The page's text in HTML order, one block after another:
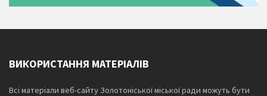
ВИКОРИСТАННЯ МАТЕРІАЛІВ
Всі матеріали веб-сайту Золотоніської міської ради можуть бути